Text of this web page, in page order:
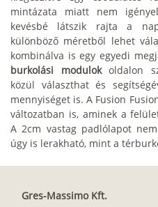
mintázata miatt nem
kevésbé látszik rajta a
különböző méretből lehet
kombinálva is egy egyedi
burkolási modulokoldalon
közül választhat és
mennyiséget is. A Fusion
változatban is, aminek a
A 2cm vastag padlólapot
úgy is lerakható, mint a
Gres-Massimo Kft.